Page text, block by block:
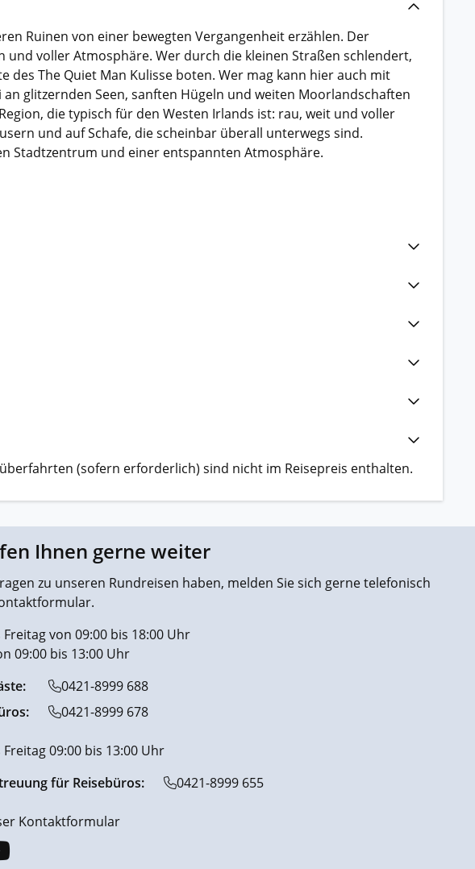
Ruinen von einer bewegten Vergangenheit erzählen. Der
voller Atmosphäre. Wer durch die kleinen Straßen schlendert,
The Quiet Man Kulisse boten. Wer mag kann hier auch mit
glitzernden Seen, sanften Hügeln und weiten Moorlandschaften
die typisch für den Westen Irlands ist: rau, weit und voller
und auf Schafe, die scheinbar überall unterwegs sind.
Stadtzentrum und einer entspannten Atmosphäre.
(sofern erforderlich) sind nicht im Reisepreis enthalten.
Ihnen gerne weiter
zu unseren Rundreisen haben, melden Sie sich gerne telefonisch
von 09:00 bis 18:00 Uhr
09:00 bis 13:00 Uhr
0421-8999 688
0421-8999 678
09:00 bis 13:00 Uhr
für Reisebüros:
0421-8999 655
Kontaktformular